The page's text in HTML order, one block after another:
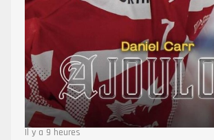
Il y a 9 heures